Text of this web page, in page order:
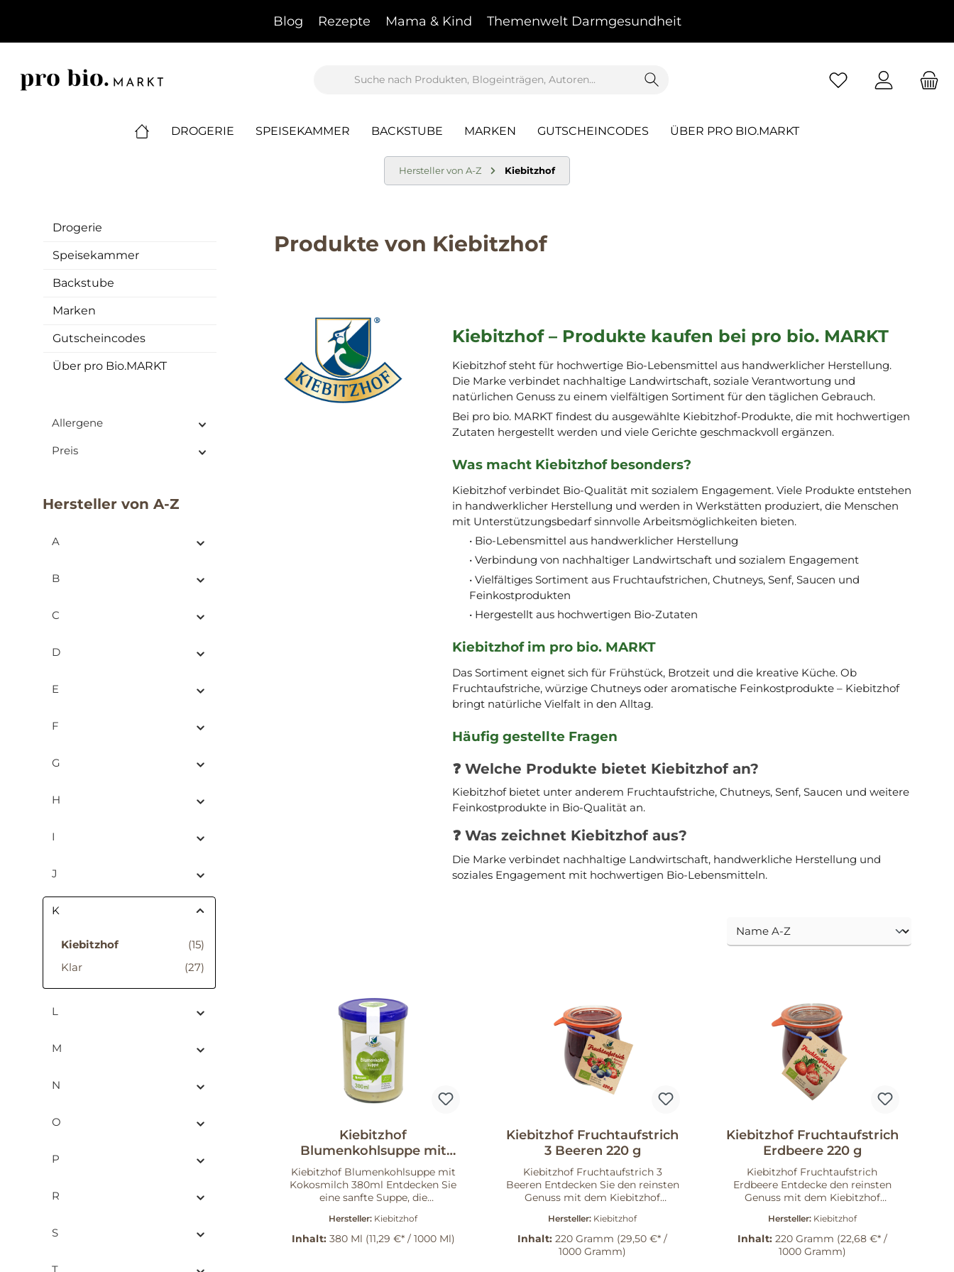
Blog Rezepte Mama & Kind Themenwelt Darmgesundheit
DROGERIE SPEISEKAMMER BACKSTUBE MARKEN GUTSCHEINCODES ÜBER PRO BIO.MARKT
Hersteller von A-Z Kiebitzhof
Drogerie
Speisekammer
Backstube
Marken
Gutscheincodes
Über pro Bio.MARKT
Allergene
Preis
Hersteller von A-Z
A
B
C
D
E
F
G
H
I
J
K
(15)
Kiebitzhof
(27)
Klar
L
M
N
O
P
R
S
Produkte von Kiebitzhof
Kiebitzhof – Produkte kaufen bei pro bio. MARKT
Kiebitzhof steht für hochwertige Bio-Lebensmittel aus handwerklicher Herstellung.
Die Marke verbindet nachhaltige Landwirtschaft, soziale Verantwortung und
natürlichen Genuss zu einem vielfältigen Sortiment für den täglichen Gebrauch.
Bei pro bio. MARKT findest du ausgewählte Kiebitzhof-Produkte, die mit hochwertigen
Zutaten hergestellt werden und viele Gerichte geschmackvoll ergänzen.
Was macht Kiebitzhof besonders?
Kiebitzhof verbindet Bio-Qualität mit sozialem Engagement. Viele Produkte entstehen
in handwerklicher Herstellung und werden in Werkstätten produziert, die Menschen
mit Unterstützungsbedarf sinnvolle Arbeitsmöglichkeiten bieten.
• Bio-Lebensmittel aus handwerklicher Herstellung
• Verbindung von nachhaltiger Landwirtschaft und sozialem Engagement
• Vielfältiges Sortiment aus Fruchtaufstrichen, Chutneys, Senf, Saucen und
Feinkostprodukten
• Hergestellt aus hochwertigen Bio-Zutaten
Kiebitzhof im pro bio. MARKT
Das Sortiment eignet sich für Frühstück, Brotzeit und die kreative Küche. Ob
Fruchtaufstriche, würzige Chutneys oder aromatische Feinkostprodukte – Kiebitzhof
bringt natürliche Vielfalt in den Alltag.
Häufig gestellte Fragen
❓ Welche Produkte bietet Kiebitzhof an?
Kiebitzhof bietet unter anderem Fruchtaufstriche, Chutneys, Senf, Saucen und weitere
Feinkostprodukte in Bio-Qualität an.
❓ Was zeichnet Kiebitzhof aus?
Die Marke verbindet nachhaltige Landwirtschaft, handwerkliche Herstellung und
soziales Engagement mit hochwertigen Bio-Lebensmitteln.
Kiebitzhof
Blumenkohlsuppe mit
Kokosmilch 380 ml
Kiebitzhof Blumenkohlsuppe mit
Kokosmilch 380ml Entdecken Sie
eine sanfte Suppe, die
Aromen verbindet. Die milde
Blumenkohlsuppe mit Kartoffeln
und Kokosmilch von Kiebitzhof
Hersteller: Kiebitzhof
Inhalt: 380 Ml (11,29 €* / 1000 Ml)
Kiebitzhof Fruchtaufstrich
3 Beeren 220 g
Kiebitzhof Fruchtaufstrich 3
Beeren Entdecken Sie den reinsten
Genuss mit dem Kiebitzhof
Großmutters Rezept zubereitet,
vereint dieser Aufstrich die
Aromen von sorgfältig
ausgewählten Bio-Früchten – mit
Hersteller: Kiebitzhof
Inhalt:220 Gramm (29,50 €* /
1000 Gramm)
Kiebitzhof Fruchtaufstrich
Erdbeere 220 g
Kiebitzhof Fruchtaufstrich
Erdbeere Entdecke den reinsten
Genuss mit dem Kiebitzhof
dem traditionellen Rezept deiner
Großmutter hergestellt wird.
Dieser Aufstrich überzeugt durch
seinen besonders fruchtigen
Hersteller: Kiebitzhof
Inhalt: 220 Gramm (22,68 €* /
1000 Gramm)